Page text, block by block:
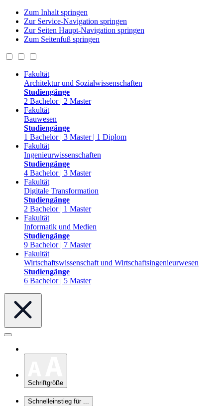
Zum Inhalt springen
Zur Service-Navigation springen
Zur Seiten Haupt-Navigation springen
Zum Seitenfuß springen
Fakultät
Architektur und Sozialwissenschaften
Studiengänge
2 Bachelor | 2 Master
Fakultät
Bauwesen
Studiengänge
1 Bachelor | 3 Master | 1 Diplom
Fakultät
Ingenieurwissenschaften
Studiengänge
4 Bachelor | 3 Master
Fakultät
Digitale Transformation
Studiengänge
2 Bachelor | 1 Master
Fakultät
Informatik und Medien
Studiengänge
9 Bachelor | 7 Master
Fakultät
Wirtschaftswissenschaft und Wirtschaftsingenieurwesen
Studiengänge
6 Bachelor | 5 Master
Schriftgröße
Schnelleinstieg für ...